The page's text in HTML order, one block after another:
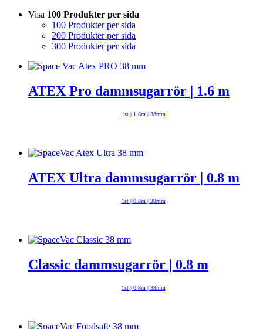
Visa 100 Produkter per sida
100 Produkter per sida
200 Produkter per sida
300 Produkter per sida
ATEX Pro dammsugarrör | 1.6 m
1st | 1.6m | 38mm
ATEX Ultra dammsugarrör | 0.8 m
1st | 0.8m | 38mm
Classic dammsugarrör | 0.8 m
1st | 0.8m | 38mm